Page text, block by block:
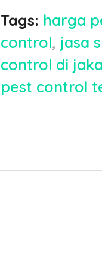
Tags: harga
control, jasa
control di
pest control